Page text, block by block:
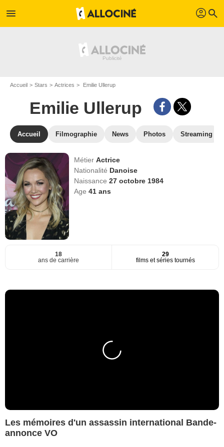
menu profil search
Accueil Stars Actrices Emilie Ullerup
Emilie Ullerup
Accueil Filmographie News Photos Streaming
MétierActrice
Nationalité Danoise
Naissance27 octobre 1984
Age41 ans
18
ans de carrière
29
films et séries tournés
Les mémoires d'un assassin international Bande-
annonce VO